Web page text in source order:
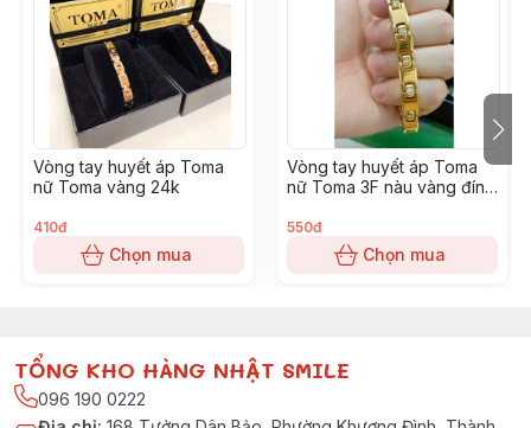
Vòng tay huyết áp Toma
nữ Toma vàng 24k
410đ
Chọn mua
Vòng tay huyết áp Toma
nữ Toma 3F nàu vàng đính
550đ
Chọn mua
TỔNG KHO HÀNG NHẬT SMILE
096 190 0222